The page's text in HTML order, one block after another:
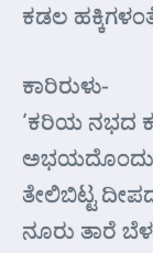
ಕಡಲ
ಕಾರಿರುಳು-
‘ಕರಿಯ ನಭದ
ತೇಲಿಬಿಟ್ಟ
ನೂರು ತಾರೆ